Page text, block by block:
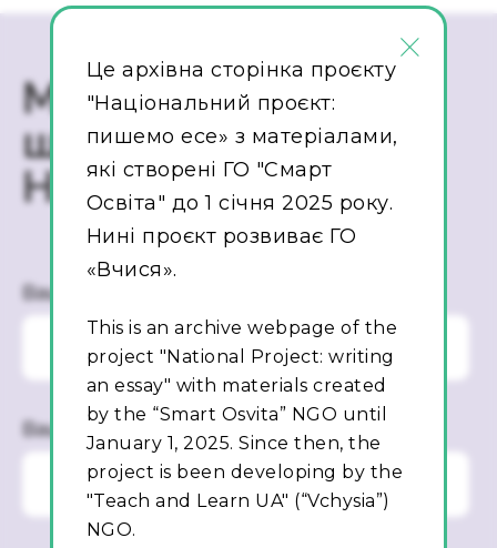
Маєте запитання
щодо матеріалів?
Напишіть нам!
Ваше ім’я
Ваш Email
×
Це архівна сторінка проєкту
"Національний проєкт:
пишемо есе» з матеріалами,
які створені ГО "Смарт
Освіта" до 1 січня 2025 року.
Нині проєкт розвиває ГО
«Вчися».
This is an archive webpage of the
project "National Project: writing
an essay" with materials created
by the “Smart Osvita” NGO until
January 1, 2025. Since then, the
project is been developing by the
"Teach and Learn UA" (“Vchysia”)
NGO.